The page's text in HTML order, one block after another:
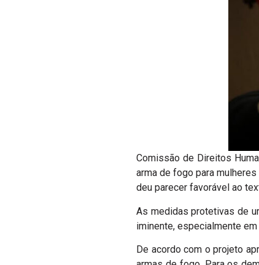
Comissão de Direitos
arma de fogo para
deu parecer favorável ao
As medidas protetivas de
iminente, especialmente
De acordo com o projeto